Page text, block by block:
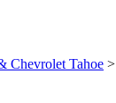
Chevrolet Tahoe >